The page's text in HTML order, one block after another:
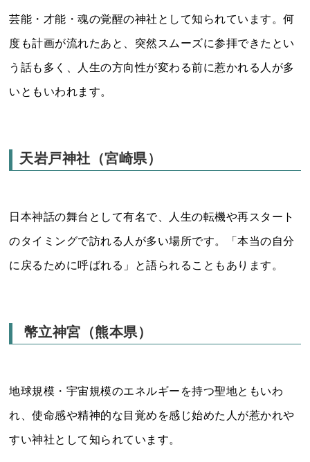
芸能・才能・魂の覚醒の神社として知られています。何
度も計画が流れたあと、突然スムーズに参拝できたとい
う話も多く、人生の方向性が変わる前に惹かれる人が多
いともいわれます。
天岩戸神社（宮崎県）
日本神話の舞台として有名で、人生の転機や再スタート
のタイミングで訪れる人が多い場所です。「本当の自分
に戻るために呼ばれる」と語られることもあります。
幣立神宮（熊本県）
地球規模・宇宙規模のエネルギーを持つ聖地ともいわ
れ、使命感や精神的な目覚めを感じ始めた人が惹かれや
すい神社として知られています。